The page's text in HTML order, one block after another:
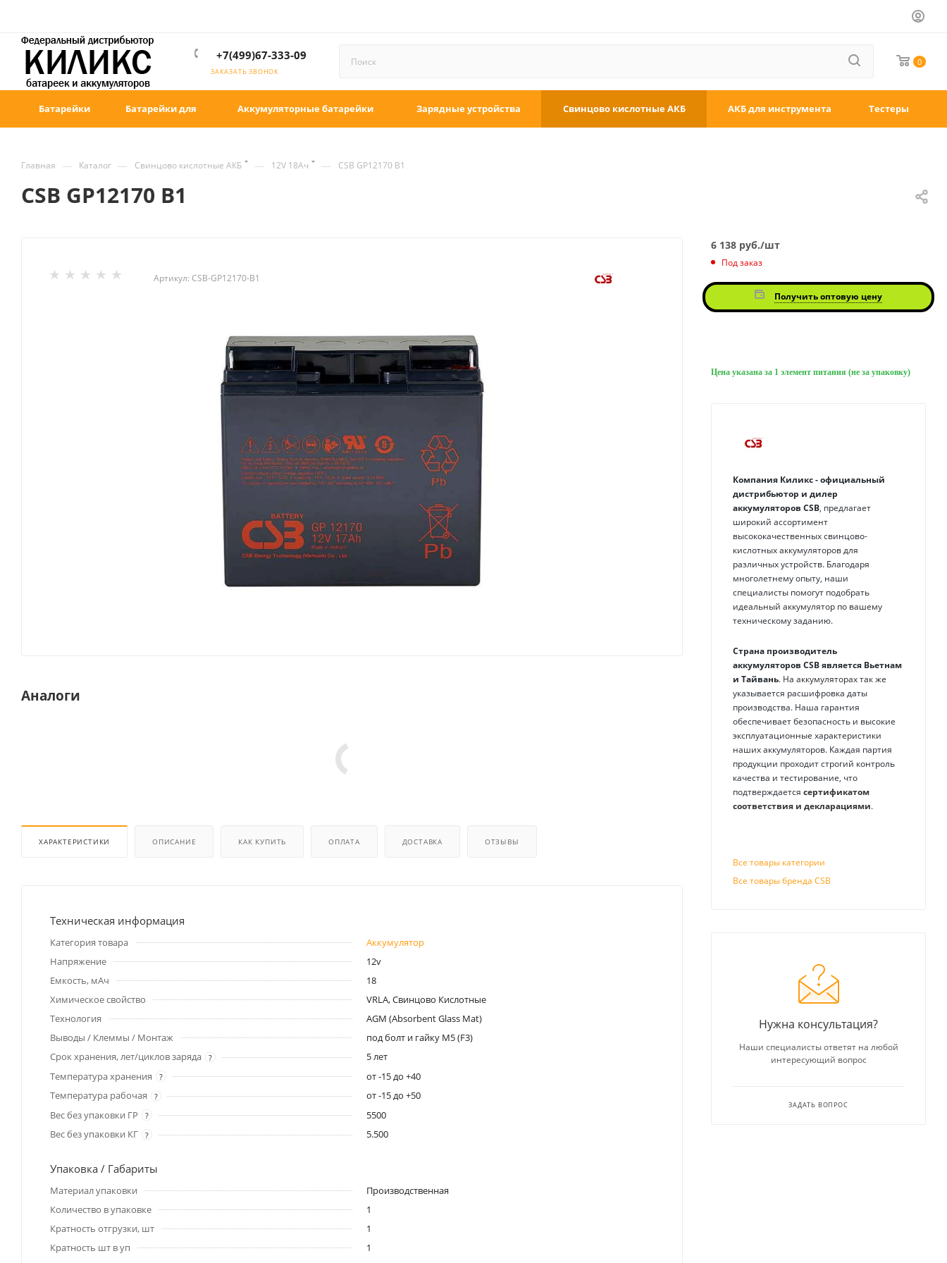
+7(499)67-333-09
ЗАКАЗАТЬ ЗВОНОК
0
Батарейки Батарейки для Аккумуляторные батарейки Зарядные устройства Свинцово кислотные АКБ АКБ для инструмента Тестеры
Главная — Каталог — Свинцово кислотные АКБ — 12V 18Ач — CSB GP12170 B1
CSB GP12170 B1
Артикул: CSB-GP12170-B1
Аналоги
ХАРАКТЕРИСТИКИ ОПИСАНИЕ КАК КУПИТЬ ОПЛАТА ДОСТАВКА ОТЗЫВЫ
Техническая информация
Категория товара
Аккумулятор
Напряжение
12v
Емкость, мАч
18
Химическое свойство
VRLA, Свинцово Кислотные
Технология
AGM (Absorbent Glass Mat)
Выводы / Клеммы / Монтаж
под болт и гайку M5 (F3)
Срок хранения, лет/циклов заряда
?
5 лет
Температура хранения
?
от -15 до +40
Температура рабочая
?
от -15 до +50
Вес без упаковки ГР
?
5500
Вес без упаковки КГ
? 5.500
Упаковка / Габариты
Материал упаковки
Производственная
Количество в упаковке
1
Кратность отгрузки, шт
1
Кратность шт в уп
1
6 138 руб./шт
Под заказ
Получить оптовую цену
Цена указана за 1 элемент питания (не за упаковку)
Компания Киликс - официальный
дистрибьютор и дилер
аккумуляторов CSB, предлагает
широкий ассортимент
высококачественных свинцово-
кислотных аккумуляторов для
различных устройств. Благодаря
многолетнему опыту, наши
специалисты помогут подобрать
идеальный аккумулятор по вашему
техническому заданию.
Страна производитель
аккумуляторов CSBявляется Вьетнам
и Тайвань. На аккумуляторах так же
указывается расшифровка даты
производства. Наша гарантия
обеспечивает безопасность и высокие
эксплуатационные характеристики
наших аккумуляторов. Каждая партия
продукции проходит строгий контроль
качества и тестирование, что
подтверждается сертификатом
соответствия и декларациями.
Все товары категории
Все товары бренда CSB
Нужна консультация?
Наши специалисты ответят на любой
интересующий вопрос
ЗАДАТЬ ВОПРОС